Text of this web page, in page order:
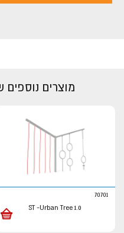
מוצרים נוספים
70701
ST -Urban Tree 1.0